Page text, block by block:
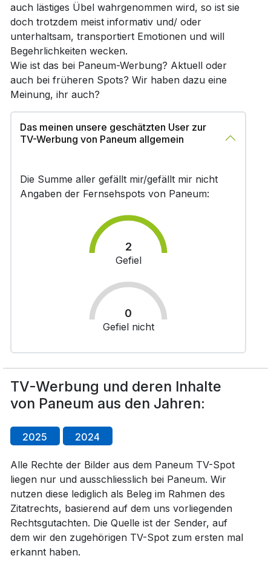
auch lästiges Übel wahrgenommen wird, so ist sie
doch trotzdem meist informativ und/ oder
unterhaltsam, transportiert Emotionen und will
Begehrlichkeiten wecken.
Wie ist das bei Paneum-Werbung? Aktuell oder
auch bei früheren Spots? Wir haben dazu eine
Meinung, ihr auch?
Das meinen unsere geschätzten User zur
TV-Werbung von Paneum allgemein
Die Summe aller gefällt mir/gefällt mir nicht
Angaben der Fernsehspots von Paneum:
2
Gefiel
0
Gefiel nicht
TV-Werbung und deren Inhalte
von Paneum aus den Jahren:
2025 2024
Alle Rechte der Bilder aus dem Paneum TV-Spot
liegen nur und ausschliesslich bei Paneum. Wir
nutzen diese lediglich als Beleg im Rahmen des
Zitatrechts, basierend auf dem uns vorliegenden
Rechtsgutachten. Die Quelle ist der Sender, auf
dem wir den zugehörigen TV-Spot zum ersten mal
erkannt haben.